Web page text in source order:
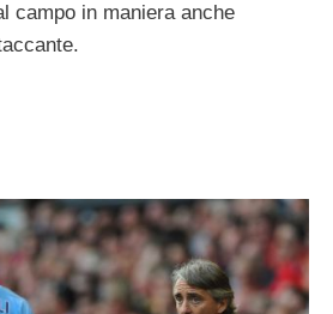
campo in maniera anche